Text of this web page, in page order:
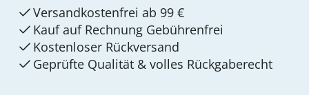
Versandkostenfrei ab 99 €
Kauf auf Rechnung Gebührenfrei
Kostenloser Rückversand
Geprüfte Qualität & volles Rückgaberecht